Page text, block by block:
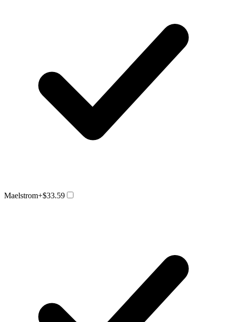
Maelstrom+$33.59